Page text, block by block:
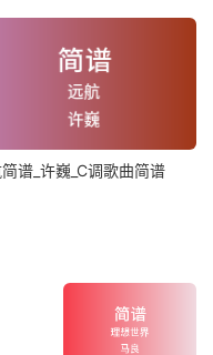
谱_许巍_C调歌曲简谱